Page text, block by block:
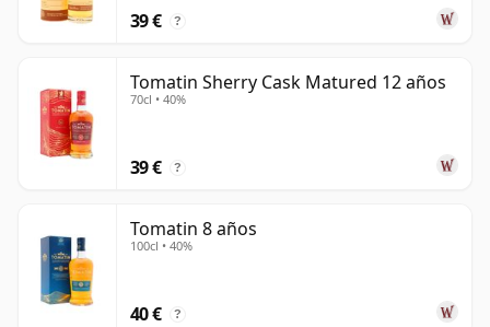
39 € ?
Tomatin Sherry Cask Matured 12 años
70cl • 40%
39 € ?
Tomatin 8 años
100cl • 40%
40 € ?